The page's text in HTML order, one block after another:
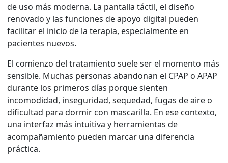
de uso más moderna. La pantalla táctil, el diseño
renovado y las funciones de apoyo digital pueden
facilitar el inicio de la terapia, especialmente en
pacientes nuevos.
El comienzo del tratamiento suele ser el momento más
sensible. Muchas personas abandonan el CPAP o APAP
durante los primeros días porque sienten
incomodidad, inseguridad, sequedad, fugas de aire o
dificultad para dormir con mascarilla. En ese contexto,
una interfaz más intuitiva y herramientas de
acompañamiento pueden marcar una diferencia
práctica.